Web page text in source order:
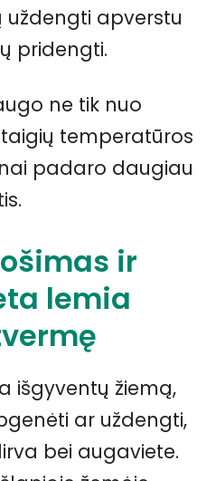
apverstu
pridengti.
ne tik nuo
temperatūros
padaro daugiau
ir
lemia
išgyventų žiemą,
ar uždengti,
bei augaviete.